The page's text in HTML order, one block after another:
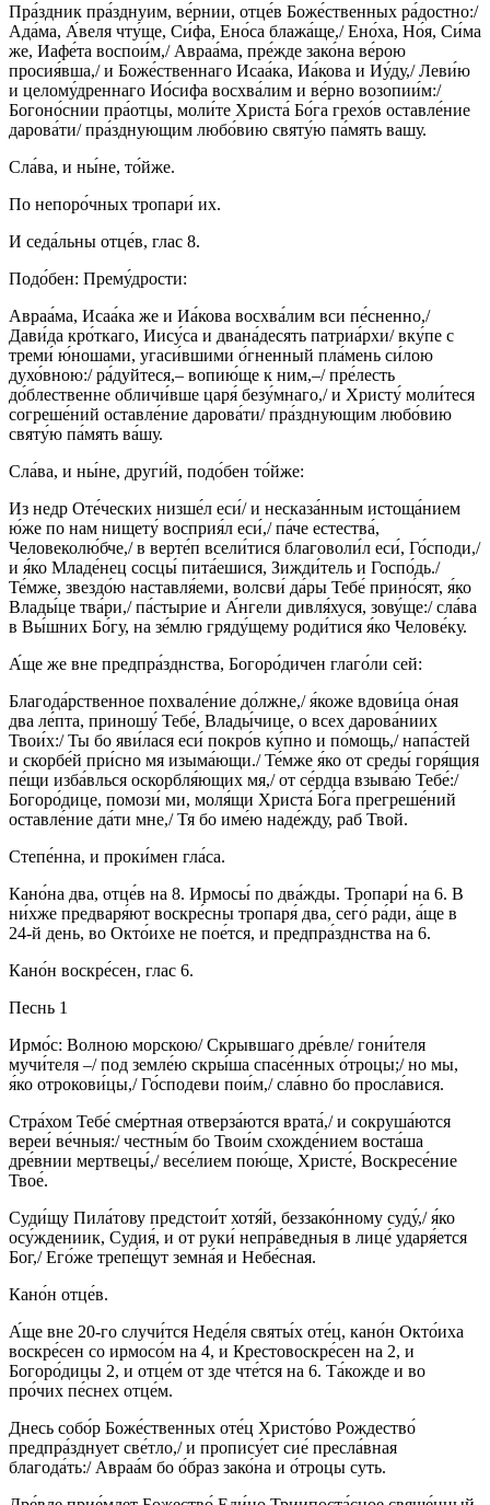
Пра́здник пра́зднуим, ве́рнии, отце́в Боже́ственных ра́достно:/
Ада́ма, А́веля чту́ще, Си́фа, Ено́са блажа́ще,/ Ено́ха, Но́я, Си́ма
же, Иафе́та воспои́м,/ Авраа́ма, пре́жде зако́на ве́рою
просия́вша,/ и Боже́ственнаго Исаа́ка, Иа́кова и Иу́ду,/ Леви́ю
и целому́дреннаго Ио́сифа восхва́лим и ве́рно возопии́м:/
Богоно́снии пра́отцы, моли́те Христа́ Бо́га грехо́в оставле́ние
дарова́ти/ пра́зднующим любо́вию святу́ю па́мять вашу.
Сла́ва, и ны́не, то́йже.
По непоро́чных тропари́ их.
И седа́льны отце́в, глас 8.
Подо́бен: Прему́дрости:
Авраа́ма, Исаа́ка же и Иа́кова восхва́лим вси пе́сненно,/
Дави́да кро́ткаго, Иису́са и двана́десять патриа́рхи/ вку́пе с
треми́ ю́ношами, угаси́вшими о́гненный пла́мень си́лою
духо́вною:/ ра́дуйтеся,– вопию́ще к ним,–/ пре́лесть
до́блественне обличи́вше царя́ безу́мнаго,/ и Христу́ моли́теся
согреше́ний оставле́ние дарова́ти/ пра́зднующим любо́вию
святу́ю па́мять ва́шу.
Сла́ва, и ны́не, други́й, подо́бен то́йже:
Из недр Оте́ческих низше́л еси́/ и несказа́нным истоща́нием
ю́же по нам нищету́ восприя́л еси́,/ па́че естества́,
Человеколю́бче,/ в верте́п всели́тися благоволи́л еси́, Го́споди,/
и я́ко Младе́нец сосцы́ пита́ешися, Зижди́тель и Госпо́дь./
Те́мже, звездо́ю наставля́еми, волсви́ да́ры Тебе́ прино́сят, я́ко
Влады́це тва́ри,/ па́стырие и А́нгели дивля́хуся, зову́ще:/ сла́ва
в Вы́шних Бо́гу, на зе́млю гряду́щему роди́тися я́ко Челове́ку.
А́ще же вне предпра́зднства, Богоро́дичен глаго́ли сей:
Благода́рственное похвале́ние до́лжне,/ я́коже вдови́ца о́ная
два ле́пта, приношу́ Тебе́, Влады́чице, о всех дарова́ниих
Твои́х:/ Ты бо яви́лася еси́ покро́в ку́пно и по́мощь,/ напа́стей
и скорбе́й при́сно мя изыма́ющи./ Те́мже я́ко от среды́ горя́щия
пе́щи изба́влься оскорбля́ющих мя,/ от се́рдца взыва́ю Тебе́:/
Богоро́дице, помози́ ми, моля́щи Христа́ Бо́га прегреше́ний
оставле́ние да́ти мне,/ Тя бо име́ю наде́жду, раб Твой.
Степе́нна, и проки́мен гла́са.
Кано́на два, отце́в на 8. Ирмосы́ по два́жды. Тропари́ на 6. В
ни́хже предваря́ют воскре́сны тропаря́ два, сего́ ра́ди, а́ще в
24-й день, во Окто́ихе не пое́тся, и предпра́зднства на 6.
Кано́н воскре́сен, глас 6.
Песнь 1
Ирмо́с: Волною морскою/ Скрывшаго дре́вле/ гони́теля
мучи́теля –/ под земле́ю скры́ша спасе́нных о́троцы;/ но мы,
я́ко отрокови́цы,/ Го́сподеви пои́м,/ сла́вно бо просла́вися.
Стра́хом Тебе́ сме́ртная отверза́ются врата́,/ и сокруша́ются
вереи́ ве́чныя:/ честны́м бо Твои́м схожде́нием воста́ша
дре́внии мертвецы́,/ весе́лием пою́ще, Христе́, Воскресе́ние
Твое́.
Суди́щу Пила́тову предстои́т хотя́й, беззако́нному суду́,/ я́ко
осу́ждениик, Судия́, и от руки́ непра́ведныя в лице́ ударя́ется
Бог,/ Его́же трепе́щут земна́я и Небе́сная.
Кано́н отце́в.
А́ще вне 20-го случи́тся Неде́ля святы́х оте́ц, кано́н Окто́иха
воскре́сен со ирмосо́м на 4, и Крестовоскре́сен на 2, и
Богоро́дицы 2, и отце́м от зде чте́тся на 6. Та́кожде и во
про́чих пе́снех отце́м.
Днесь собо́р Боже́ственных оте́ц Христо́во Рождество́
предпра́зднует све́тло,/ и пропису́ет сие́ пресла́вная
благода́ть:/ Авраа́м бо о́браз зако́на и о́троцы суть.